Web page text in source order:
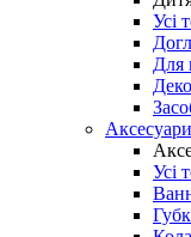
Усі
Для
Усі